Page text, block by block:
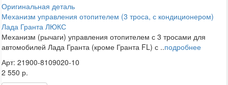
Оригинальная деталь
Механизм управления отопителем (3 троса, с кондиционером)
Лада Гранта ЛЮКС
Механизм (рычаги) управления отопителем с 3 тросами для
автомобилей Лада Гранта (кроме Гранта FL) с ..подробнее
Арт: 21900-8109020-10
2 550 р.